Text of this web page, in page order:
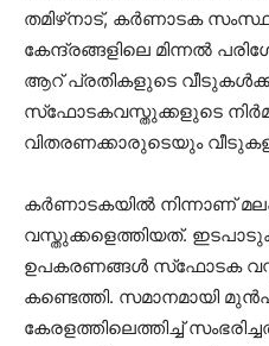
തമിഴ്‌നാട്, കര്‍ണാടക
കേന്ദ്രങ്ങളിലെ മിന്നല്‍
ആറ് പ്രതികളുടെ
സ്‌ഫോടകവസ്തുക്കളുടെ
വിതരണക്കാരുടെയും
കര്‍ണാടകയില്‍ നിന്നാണ്
വസ്തുക്കളെത്തിയത്.
ഉപകരണങ്ങള്‍ സ്‌ഫോടക
കണ്ടെത്തി. സമാനമായി
കേരളത്തിലെത്തിച്ച്